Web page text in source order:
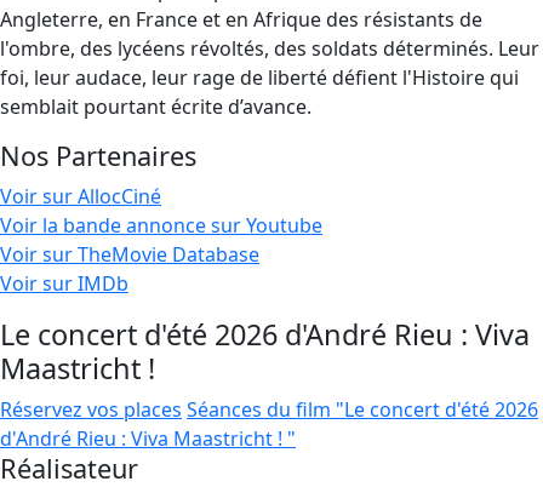
Angleterre, en France et en Afrique des résistants de
l'ombre, des lycéens révoltés, des soldats déterminés. Leur
foi, leur audace, leur rage de liberté défient l'Histoire qui
semblait pourtant écrite d’avance.
Nos Partenaires
Voir sur AllocCiné
Voir la bande annonce sur Youtube
Voir sur TheMovie Database
Voir sur IMDb
Le concert d'été 2026 d'André Rieu : Viva
Maastricht !
Réservez vos places Séances du film "Le concert d'été 2026
d'André Rieu : Viva Maastricht ! "
Réalisateur